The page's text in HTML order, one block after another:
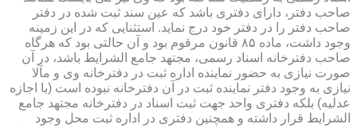
صاحب دفتر، دارای دفتری باشد كه عین سند ثبت شده در دفتر
صاحب دفتر را در دفتر خود درج نماید. استثنایی كه در این زمینه
وجود داشت، ماده ۸۵ قانون مرقوم بود و آن حالتی بود كه هرگاه
صاحب دفترخانه اسناد رسمی، مجتهد جامع الشرایط باشد، در آن
صورت نیازی به حضور نماینده اداره ثبت در دفترخانه وی و مآلا
نیازی به وجود دفتر نماینده ثبت در آن دفترخانه نبوده است (با اجازه
عدلیه) بلكه دفتری واحد جهت ثبت اسناد در دفترخانه مجتهد جامع
الشرایط قرار داشته و همچنین دفتری در اداره ثبت محل وجود